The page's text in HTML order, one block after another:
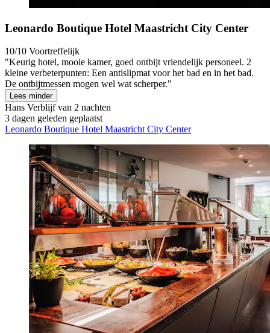
Leonardo Boutique Hotel Maastricht City Center
10/10 Voortreffelijk
"Keurig hotel, mooie kamer, goed ontbijt vriendelijk personeel. 2
kleine verbeterpunten: Een antislipmat voor het bad en in het bad.
De ontbijtmessen mogen wel wat scherper."
Lees minder
Hans Verblijf van 2 nachten
3 dagen geleden geplaatst
Leonardo Boutique Hotel Maastricht City Center